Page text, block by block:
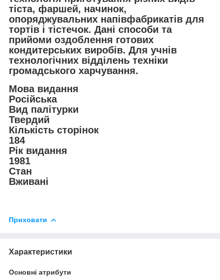
тіста, фаршей, начинок,
опоряджувальних напівфабрикатів для
тортів і тістечок. Дані способи та
прийоми оздоблення готових
кондитерських виробів. Для учнів
технологічних відділень техніки
громадського харчування.
Мова видання
Російська
Вид палітурки
Твердий
Кількість сторінок
184
Рік видання
1981
Стан
Вживані
Приховати
Характеристики
Основні атрибути